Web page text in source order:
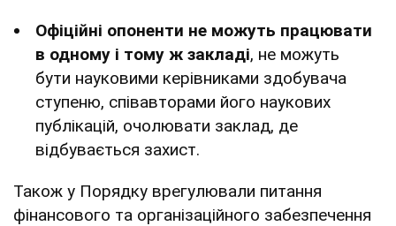
Офіційні опоненти не можуть працювати
в одному і тому ж закладі, не можуть
бути науковими керівниками здобувача
ступеню, співавторами його наукових
публікацій, очолювати заклад, де
відбувається захист.
Також у Порядку врегулювали питання
фінансового та організаційного забезпечення